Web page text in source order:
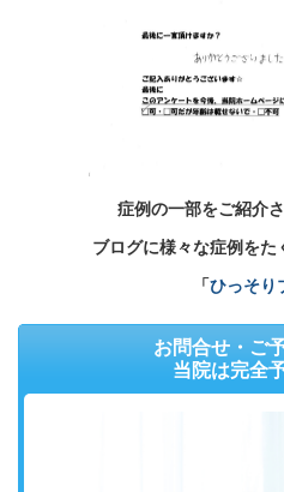
症例の一部をご紹介
ブログに様々な症例をた
「ひっそり
お問合せ・ご
当院は完全